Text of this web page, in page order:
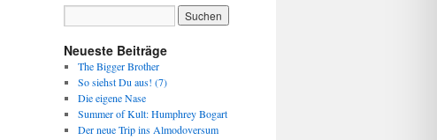
Neueste Beiträge
The Bigger Brother
So siehst Du aus! (7)
Die eigene Nase
Summer of Kult: Humphrey Bogart
Der neue Trip ins Almodoversum